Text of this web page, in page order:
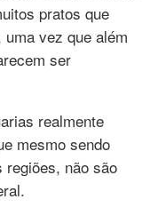
pratos que
vez que além
ser
realmente
mesmo sendo
regiões, não são